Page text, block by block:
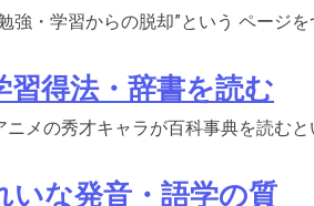
強・学習からの脱却”という ページ
習得法・辞書を読む
ニメの秀才キャラが百科事典を読む
いな発音・語学の質